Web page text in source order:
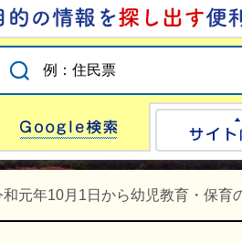
Google検索
和元年10月1日から幼児教育・保育